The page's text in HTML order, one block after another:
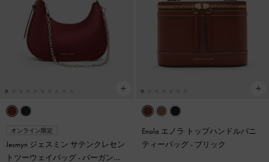
オンライン限定
Jesmyn ジェスミン サテンクレセン
トツーウェイバッグ-バーガンデ
Enola エノラ トップハンドルバニ
ティーバッグ- ブリック